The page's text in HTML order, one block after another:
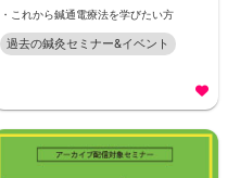
・これから鍼通電療法を学びたい方
過去の鍼灸セミナー&イベント